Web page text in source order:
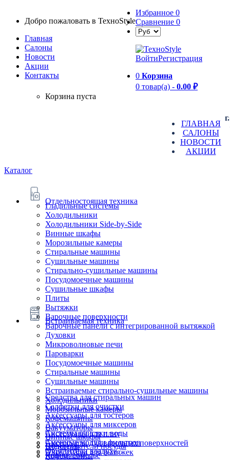
Добро пожаловать в TexноStyle
Главная
Салоны
Новости
Aкции
Контакты
Избранное 0
Сравнение 0
ВойтиРегистрация
0 Корзина
0 товар(а) - 0.00 ₽
Корзина пуста
ГЛАВНАЯ
САЛОНЫ
НОВОСТИ
АКЦИИ
Каталог
Отдельностоящая техника
Гладильные системы
Холодильники
Холодильники Side-by-Side
Винные шкафы
Морозильные камеры
Стиральные машины
Сушильные машины
Стирально-сушильные машины
Посудомоечные машины
Сушильные шкафы
Плиты
Встраиваемая техника
Вытяжки
Варочные поверхности
Варочные панели с интегрированной вытяжкой
Духовки
Микроволновые печи
Пароварки
Посудомоечные машины
Стиральные машины
Сушильные машины
Встраиваемые стирально-сушильные машины
Холодильники
Морозильные камеры
Кофемашины
Вакууматоры
Винные шкафы
Подогреватели посуды
Ящики сомелье
Блендеры
Кофемашины
Очистители воздуха
Системы очистки воды
Сменные модули фильтров
Аксессуары для тостеров
Аксессуары для миксеров
Аксессуары для плит
Аксессуары для варочных поверхностей
Аксессуары для вытяжек
Средства для стиральных машин
Салфетки для очистки